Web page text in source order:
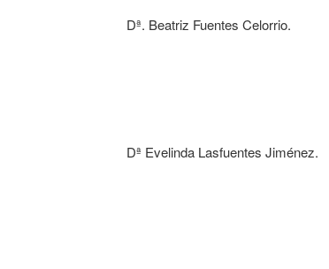
Dª. Beatriz Fuentes Celorrio.
Dª Evelinda Lasfuentes Jiménez.